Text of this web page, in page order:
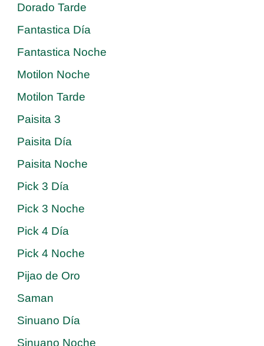
Dorado Tarde
Fantastica Día
Fantastica Noche
Motilon Noche
Motilon Tarde
Paisita 3
Paisita Día
Paisita Noche
Pick 3 Día
Pick 3 Noche
Pick 4 Día
Pick 4 Noche
Pijao de Oro
Saman
Sinuano Día
Sinuano Noche